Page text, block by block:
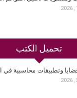
تحميل الكتب
وتطبيقات محاسبية في